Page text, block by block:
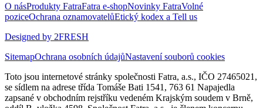
O násProdukty FatraFatra e-shopNovinky FatraVolné
poziceOchrana oznamovatelůEtický kodex a Tell us
Designed by 2FRESH
SitemapOchrana osobních údajůNastavení souborů cookies
Toto jsou internetové stránky společnosti Fatra, a.s., IČO 27465021,
se sídlem na adrese třída Tomáše Bati 1541, 763 61 Napajedla
zapsané v obchodním rejstříku vedeném Krajským soudem v Brně,